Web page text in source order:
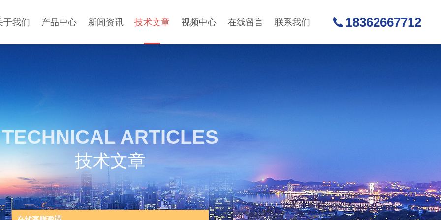
于我们 产品中心 新闻资讯 技术文章 视频中心 在线留言 联系我们 18362667712
TECHNICAL ARTICLES
技术文章